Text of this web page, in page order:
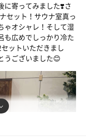
に寄ってみました❣️さ
セット！サウナ室真っ
ゃオシャレ！そして湿
も広めでしっかり冷た
ットいただきまし
うございました😊